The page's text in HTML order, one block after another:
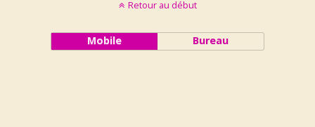
Retour au début
Mobile Bureau